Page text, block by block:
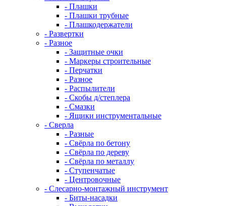
- Плашки
- Плашки трубные
- Плашкодержатели
- Развертки
- Разное
- Защитные очки
- Маркеры строительные
- Перчатки
- Разное
- Распылители
- Скобы д/степлера
- Смазки
- Ящики инструментальные
- Сверла
- Разные
- Свёрла по бетону
- Свёрла по дереву
- Свёрла по металлу
- Ступенчатые
- Центровочные
- Слесарно-монтажный инструмент
- Биты-насадки